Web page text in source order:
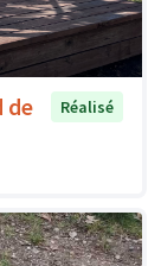
de
Réalisé